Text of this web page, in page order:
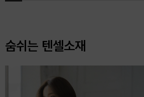
숨쉬는 텐셀소재